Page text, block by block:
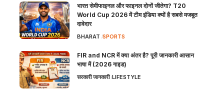
भारत सेमीफाइनल और फाइनल दोनों जीतेगा? T20
World Cup 2026 में टीम इंडिया क्यों है सबसे मजबूत
दावेदार
BHARAT SPORTS
FIR and NCR में क्या अंतर है? पूरी जानकारी आसान
भाषा में (2026 गाइड)
सरकारी जानकारी LIFESTYLE